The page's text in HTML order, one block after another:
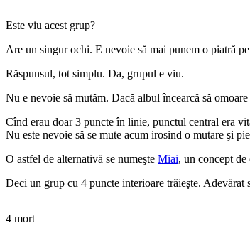
Este viu acest grup?
Are un singur ochi. E nevoie să mai punem o piatră
Răspunsul, tot simplu. Da, grupul e viu.
Nu e nevoie să mutăm. Dacă albul încearcă să
Cînd erau doar 3 puncte în linie, punctul central era
Nu este nevoie să se mute acum irosind o mutare şi
O astfel de alternativă se numeşte Miai, un concept
Deci un grup cu 4 puncte interioare trăieşte.
4 mort